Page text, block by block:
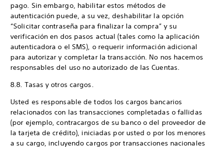
pago. Sin embargo, habilitar estos métodos de
autenticación puede, a su vez, deshabilitar la opción
“Solicitar contraseña para finalizar la compra” y su
verificación en dos pasos actual (tales como la aplicación
autenticadora o el SMS), o requerir información adicional
para autorizar y completar la transacción. No nos hacemos
responsables del uso no autorizado de las Cuentas.
8.8. Tasas y otros cargos.
Usted es responsable de todos los cargos bancarios
relacionados con las transacciones completadas o fallidas
(por ejemplo, contracargos de su banco o del proveedor de
la tarjeta de crédito), iniciadas por usted o por los menores
a su cargo, incluyendo cargos por transacciones nacionales